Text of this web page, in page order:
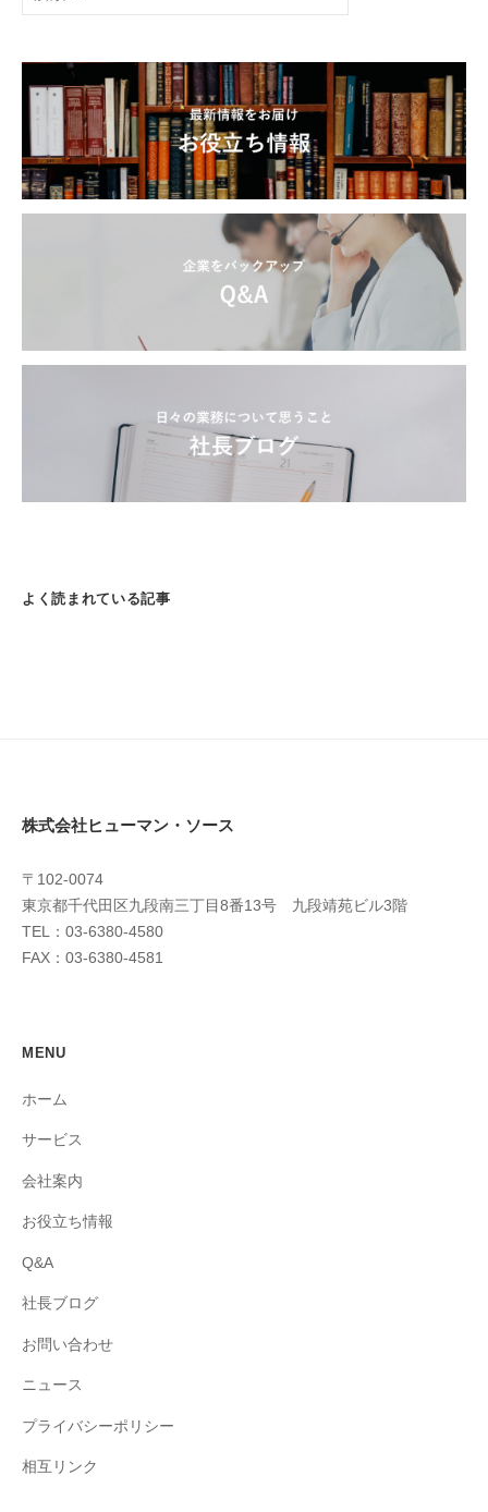
よく読まれている記事
株式会社ヒューマン・ソース
〒102-0074
東京都千代田区九段南三丁目8番13号 九段靖苑ビル3階
TEL：03-6380-4580
FAX：03-6380-4581
MENU
ホーム
サービス
会社案内
お役立ち情報
Q&A
社長ブログ
お問い合わせ
ニュース
プライバシーポリシー
相互リンク